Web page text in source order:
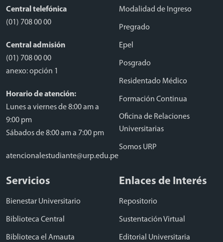
Central telefónica
(01) 708 00 00
Central admisión
(01) 708 00 00
anexo: opción 1
Horario de atención:
Lunes a viernes de 8:00 am a
9:00 pm
Sábados de 8:00 am a 7:00 pm
atencionalestudiante@urp.edu.pe
Modalidad de Ingreso
Pregrado
Epel
Posgrado
Residentado Médico
Formación Continua
Oficina de Relaciones
Universitarias
Somos URP
Servicios
Bienestar Universitario
Biblioteca Central
Biblioteca el Amauta
Enlaces de Interés
Repositorio
Sustentación Virtual
Editorial Universitaria